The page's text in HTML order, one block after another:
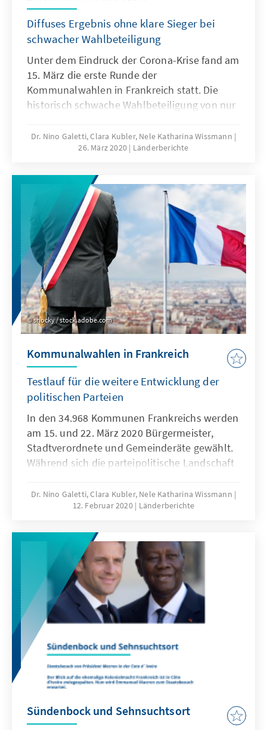
Diffuses Ergebnis ohne klare Sieger bei
schwacher Wahlbeteiligung
Unter dem Eindruck der Corona-Krise fand am
15. März die erste Runde der
Kommunalwahlen in Frankreich statt. Die
historisch schwache Wahlbeteiligung von nur
den 22. März vorgesehene zweite Wahlgang
auf Mitte Juni verschoben wird, löste eine
Wahlgangs aus. Das frankreichweite Ergebnis
der Kommunalwahlen ist indes
erwartungsgemäß diffus und hat weder klare
Sieger noch klare Verlierer hervorgebracht.
Dr. Nino Galetti, Clara Kubler, Nele Katharina Wissmann
26. März 2020
Länderberichte
shocky / stock.adobe.com
Kommunalwahlen in Frankreich
Testlauf für die weitere Entwicklung der
politischen Parteien
In den 34.968 Kommunen Frankreichs werden
am 15. und 22. März 2020 Bürgermeister,
Stadtverordnete und Gemeinderäte gewählt.
Während sich die parteipolitische Landschaft
Kommunalwahlen im Jahr 2014 stark
verändert hat, herrscht auf kommunaler
Franzosen ist mit der Arbeit ihrer
Bürgermeister sehr zufrieden: 75 Prozent
haben eine gute, wenn nicht sogar sehr gute
Meinung über die geleistete Arbeit ihrer
Kommunalvertreter.
Dr. Nino Galetti, Clara Kubler, Nele Katharina Wissmann
12. Februar 2020
Länderberichte
Sündenbock und Sehnsuchtsort